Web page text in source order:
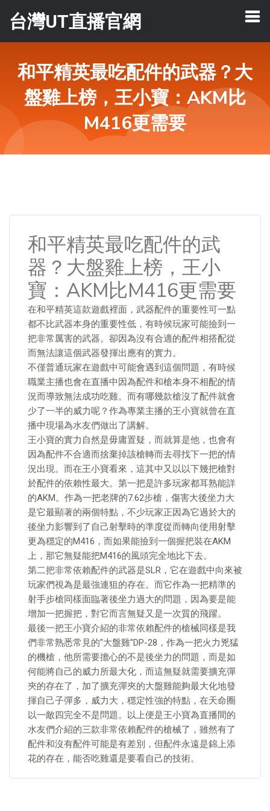
台灣UT直播官網
和平精英最吃配件的武器？大
盤雞上榜，王小寶：AKM比
M416更需要
和平精英最吃配件的武
器？大盤雞上榜，王小
寶：AKM比M416更需要
在和平精英這款遊戲裡面，武器配件的重要性可一點
都不比武器本身的重要性低，有時候玩家可能撿到一
把非常厲害的武器。卻因為沒有合適的配件相搭配從
而無法讓這個武器發揮出應有的實力。
不僅普通玩家在遊戲中可能會遇到這個問題，有時候
職業主播也會在直播中因為配件和槍本身不相配的情
況而導致無法成功吃雞。而有哪幾款槍沒了配件就會
少了一半的威力呢？作為專業主播的王小寶就曾在直
播中現場為水友們做出了講解。
王小寶的實力自然是毋庸置疑，而就算是他，也會有
因為配件不合適而捨棄掉該槍轉而去尋找下一把的情
況出現。而在王小寶看來，這其中又以以下幾把槍對
於配件的依賴性最大。第一把是許多玩家都耳熟能詳
的AKM。作為一把老牌的7.62步槍，傷害大後坐力大
是它最顯著的兩個特點，不少玩家正因為它過於大的
後坐力影響到了自己射擊時的準度從而轉向使用射擊
更為穩定的M416，而如果能撿到一個握把裝在AKM
上，那它無疑能把M416的風頭完全地比下去。
第二把非常依賴配件的武器是SLR，它在遊戲中向來被
玩家們視為是最強連狙的存在。而它作為一把精準的
射手步槍同樣面臨著後坐力過大的問題，因為要是能
增加一把握把，對它而言無疑又是一次質的飛躍。
最後一把王小寶介紹的非常依賴配件的槍械同樣是我
們非常熟悉常見的"大盤雞"DP-28，作為一把火力兇猛
的機槍，他所需要擔心的不是後坐力的問題，而是如
何能將自己的威力所最大化，而這無疑就需要擴充彈
夾的存在了，加了擴充彈夾的大盤雞能夠最大化地發
揮自己子彈多，威力大，穩定性強的特點，在天命圈
以一敵四完全不是問題。以上便是王小寶為直播間的
水友們介紹的三款非常依賴配件的槍械了，雖然有了
配件和沒有配件可能是有差別，但配件永遠是錦上添
花的存在，能否吃雞還是要看自己的技術。